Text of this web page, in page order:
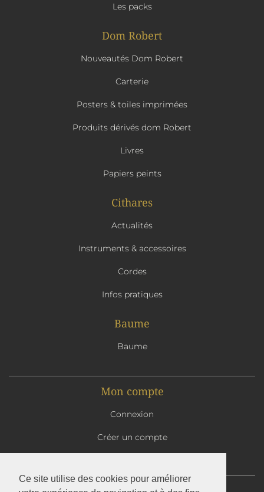
Ce site utilise des cookies pour améliorer
Les packs
Dom Robert
Nouveautés Dom Robert
Carterie
Posters & toiles imprimées
Produits dérivés dom Robert
Livres
Papiers peints
Cithares
Actualités
Instruments & accessoires
Cordes
Infos pratiques
Baume
Baume
Mon compte
Connexion
Créer un compte